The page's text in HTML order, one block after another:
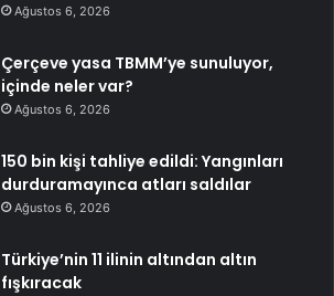
Ağustos 6, 2026
Çerçeve yasa TBMM’ye sunuluyor,
içinde neler var?
Ağustos 6, 2026
150 bin kişi tahliye edildi: Yangınları
durduramayınca atları saldılar
Ağustos 6, 2026
Türkiye’nin 11 ilinin altından altın
fışkıracak